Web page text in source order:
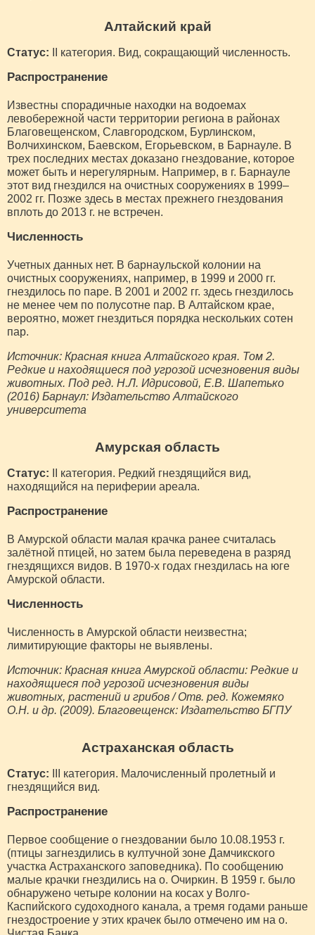
Алтайский край
Статус: II категория. Вид, сокращающий численность.
Распространение
Известны спорадичные находки на водоемах
левобережной части территории региона в районах
Благовещенском, Славгородском, Бурлинском,
Волчихинском, Баевском, Егорьевском, в Барнауле. В
трех последних местах доказано гнездование, которое
может быть и нерегулярным. Например, в г. Барнауле
этот вид гнездился на очистных сооружениях в 1999–
2002 гг. Позже здесь в местах прежнего гнездования
вплоть до 2013 г. не встречен.
Численность
Учетных данных нет. В барнаульской колонии на
очистных сооружениях, например, в 1999 и 2000 гг.
гнездилось по паре. В 2001 и 2002 гг. здесь гнездилось
не менее чем по полусотне пар. В Алтайском крае,
вероятно, может гнездиться порядка нескольких сотен
пар.
Источник: Красная книга Алтайского края. Том 2.
Редкие и находящиеся под угрозой исчезновения виды
животных. Под ред. Н.Л. Идрисовой, Е.В. Шапетько
(2016) Барнаул: Издательство Алтайского
университета
Амурская область
Статус: II категория. Редкий гнездящийся вид,
находящийся на периферии ареала.
Распространение
В Амурской области малая крачка ранее считалась
залётной птицей, но затем была переведена в разряд
гнездящихся видов. В 1970-х годах гнездилась на юге
Амурской области.
Численность
Численность в Амурской области неизвестна;
лимитирующие факторы не выявлены.
Источник: Красная книга Амурской области: Редкие и
находящиеся под угрозой исчезновения виды
животных, растений и грибов / Отв. ред. Кожемяко
О.Н. и др. (2009). Благовещенск: Издательство БГПУ
Астраханская область
Статус: III категория. Малочисленный пролетный и
гнездящийся вид.
Распространение
Первое сообщение о гнездовании было 10.08.1953 г.
(птицы загнездились в култучной зоне Дамчикского
участка Астраханского заповедника). По сообщению
малые крачки гнездились на о. Очиркин. В 1959 г. было
обнаружено четыре колонии на косах у Волго-
Каспийского судоходного канала, а тремя годами раньше
гнездостроение у этих крачек было отмечено им на о.